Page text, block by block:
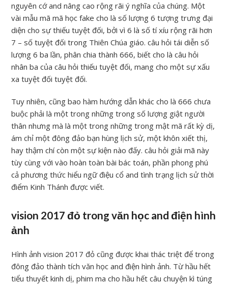
nguyên cớ and nâng cao rộng rãi ý nghĩa của chúng. Một
vài mẫu mã mã học fake cho là số lượng 6 tượng trưng đại
diện cho sự thiếu tuyệt đối, bởi vì 6 là số tí xíu rộng rãi hơn
7 – số tuyệt đối trong Thiên Chúa giáo. câu hỏi tái diễn số
lượng 6 ba lần, phân chia thành 666, biết cho là câu hỏi
nhân ba của câu hỏi thiếu tuyệt đối, mang cho một sự xấu
xa tuyệt đối tuyệt đối.
Tuy nhiên, cũng bao hàm hướng dẫn khác cho là 666 chưa
buộc phải là một trong những trong số lượng giật người
thân nhưng mà là một trong những trong mật mã rất kỳ dị,
ám chỉ một đông đảo bạn hùng lịch sử, một khôn xiết thị,
hay thậm chí còn một sự kiện nào đấy. câu hỏi giải mã này
tùy cùng với vào hoàn toàn bài bác toán, phần phong phú
cả phương thức hiểu ngữ điệu cổ and tình trạng lịch sử thời
điểm Kinh Thánh được viết.
vision 2017 đỏ trong văn học and điện hình
ảnh
Hình ảnh vision 2017 đỏ cũng được khai thác triệt để trong
đông đảo thành tích văn học and điện hình ảnh. Từ hầu hết
tiểu thuyết kinh dị, phim ma cho hầu hết câu chuyện kì túng